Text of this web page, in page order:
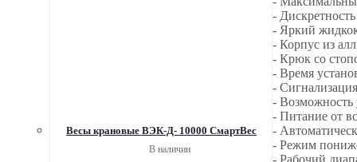
Весы крановые ВЭК-Д- 10000 СмартВес
В наличии
-
- Яркий
- Корпус из
- Крюк со
- Время
-
- Возможность
- Питание от
-
- Режим
- Рабочий